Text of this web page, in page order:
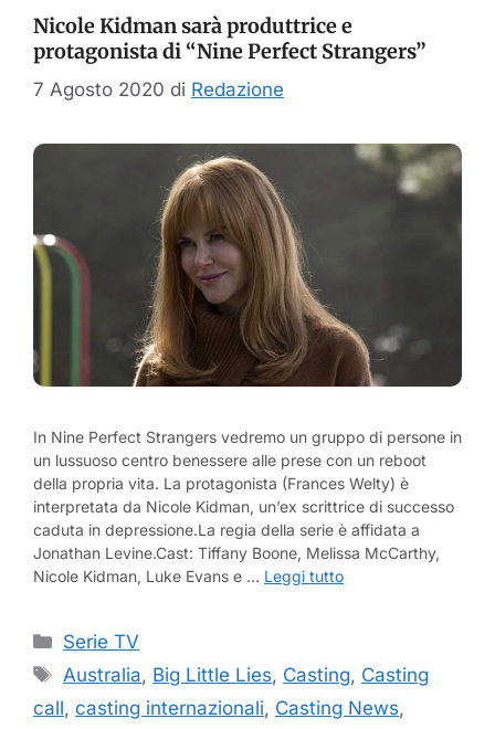
Nicole Kidman sarà produttrice e
protagonista di “Nine Perfect Strangers”
7 Agosto 2020 di Redazione
In Nine Perfect Strangers vedremo un gruppo di persone in
un lussuoso centro benessere alle prese con un reboot
della propria vita. La protagonista (Frances Welty) è
interpretata da Nicole Kidman, un’ex scrittrice di successo
caduta in depressione.La regia della serie è affidata a
Jonathan Levine.Cast: Tiffany Boone, Melissa McCarthy,
Nicole Kidman, Luke Evans e … Leggi tutto
Categorie
Serie TV
Tag
Australia, Big Little Lies, Casting, Casting
call, casting internazionali, Casting News,